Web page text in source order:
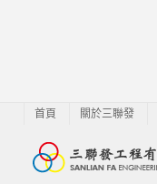
首頁 關於三聯發